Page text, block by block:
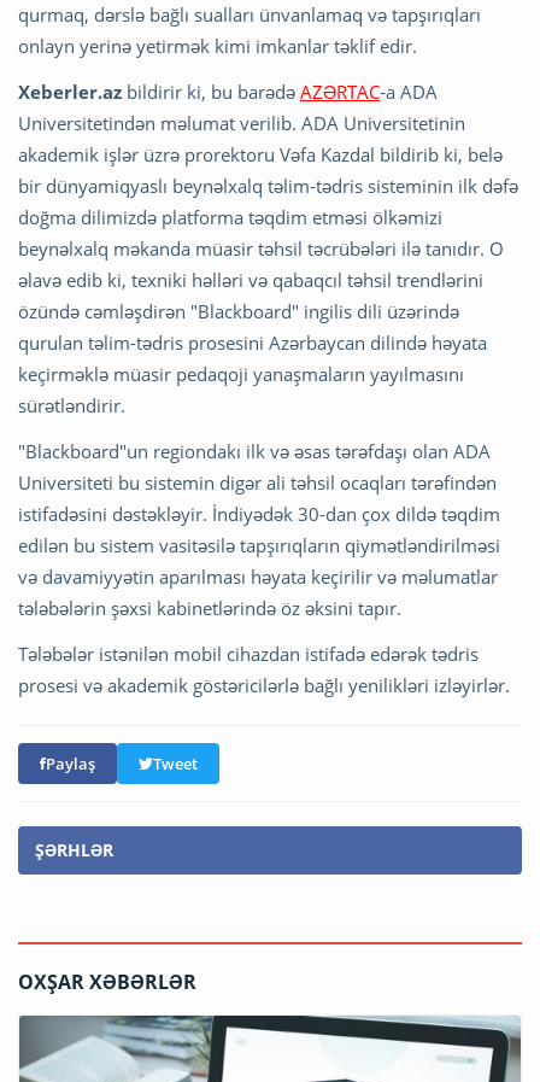
qurmaq, dərslə bağlı sualları ünvanlamaq və tapşırıqları
onlayn yerinə yetirmək kimi imkanlar təklif edir.
Xeberler.az bildirir ki, bu barədə AZƏRTAC-a ADA
Universitetindən məlumat verilib. ADA Universitetinin
akademik işlər üzrə prorektoru Vəfa Kazdal bildirib ki, belə
bir dünyamiqyaslı beynəlxalq təlim-tədris sisteminin ilk dəfə
doğma dilimizdə platforma təqdim etməsi ölkəmizi
beynəlxalq məkanda müasir təhsil təcrübələri ilə tanıdır. O
əlavə edib ki, texniki həlləri və qabaqcıl təhsil trendlərini
özündə cəmləşdirən "Blackboard" ingilis dili üzərində
qurulan təlim-tədris prosesini Azərbaycan dilində həyata
keçirməklə müasir pedaqoji yanaşmaların yayılmasını
sürətləndirir.
"Blackboard"un regiondakı ilk və əsas tərəfdaşı olan ADA
Universiteti bu sistemin digər ali təhsil ocaqları tərəfindən
istifadəsini dəstəkləyir. İndiyədək 30-dan çox dildə təqdim
edilən bu sistem vasitəsilə tapşırıqların qiymətləndirilməsi
və davamiyyətin aparılması həyata keçirilir və məlumatlar
tələbələrin şəxsi kabinetlərində öz əksini tapır.
Tələbələr istənilən mobil cihazdan istifadə edərək tədris
prosesi və akademik göstəricilərlə bağlı yenilikləri izləyirlər.
Paylaş Tweet
ŞƏRHLƏR
OXŞAR XƏBƏRLƏR